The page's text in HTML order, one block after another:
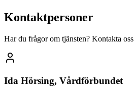
Kontaktpersoner
Har du frågor om tjänsten? Kontakta oss
Ida Hörsing, Vårdförbundet